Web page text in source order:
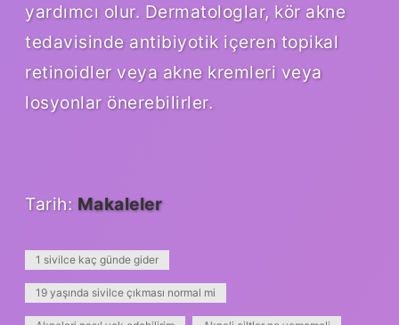
yardımcı olur. Dermatologlar, kör akne
tedavisinde antibiyotik içeren topikal
retinoidler veya akne kremleri veya
losyonlar önerebilirler.
Tarih: Makaleler
1 sivilce kaç günde gider
19 yaşında sivilce çıkması normal mi